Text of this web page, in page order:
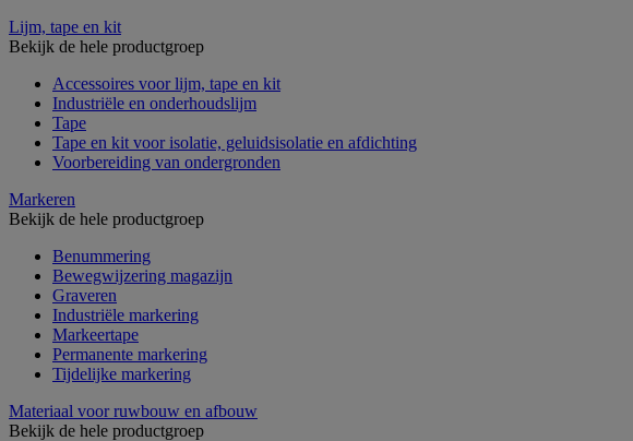
Lijm, tape en kit
Bekijk de hele productgroep
Accessoires voor lijm, tape en kit
Industriële en onderhoudslijm
Tape
Tape en kit voor isolatie, geluidsisolatie en afdichting
Voorbereiding van ondergronden
Markeren
Bekijk de hele productgroep
Benummering
Bewegwijzering magazijn
Graveren
Industriële markering
Markeertape
Permanente markering
Tijdelijke markering
Materiaal voor ruwbouw en afbouw
Bekijk de hele productgroep